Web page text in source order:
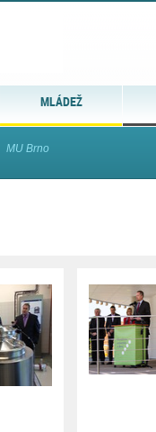
MLÁDEŽ
MU Brno